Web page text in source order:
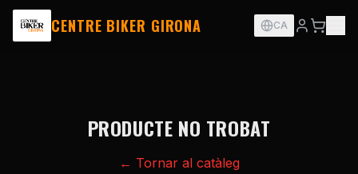
CENTRE BIKER GIRONA CA
PRODUCTE NO TROBAT
← Tornar al catàleg